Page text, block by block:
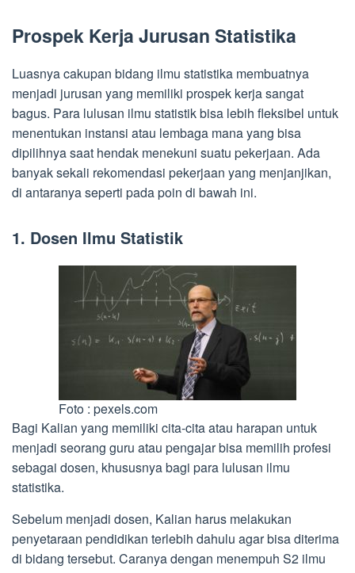
Prospek Kerja Jurusan Statistika
Luasnya cakupan bidang ilmu statistika membuatnya
menjadi jurusan yang memiliki prospek kerja sangat
bagus. Para lulusan ilmu statistik bisa lebih fleksibel untuk
menentukan instansi atau lembaga mana yang bisa
dipilihnya saat hendak menekuni suatu pekerjaan. Ada
banyak sekali rekomendasi pekerjaan yang menjanjikan,
di antaranya seperti pada poin di bawah ini.
1. Dosen Ilmu Statistik
Foto : pexels.com
Bagi Kalian yang memiliki cita-cita atau harapan untuk
menjadi seorang guru atau pengajar bisa memilih profesi
sebagai dosen, khususnya bagi para lulusan ilmu
statistika.
Sebelum menjadi dosen, Kalian harus melakukan
penyetaraan pendidikan terlebih dahulu agar bisa diterima
di bidang tersebut. Caranya dengan menempuh S2 ilmu